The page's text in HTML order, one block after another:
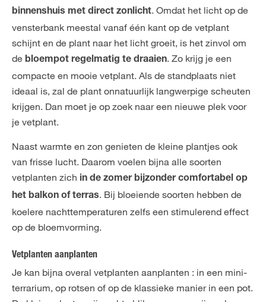
binnenshuis met direct zonlicht. Omdat het licht op de
vensterbank meestal vanaf één kant op de vetplant
schijnt en de plant naar het licht groeit, is het zinvol om
de bloempot regelmatig te draaien. Zo krijg je een
compacte en mooie vetplant. Als de standplaats niet
ideaal is, zal de plant onnatuurlijk langwerpige scheuten
krijgen. Dan moet je op zoek naar een nieuwe plek voor
je vetplant.
Naast warmte en zon genieten de kleine plantjes ook
van frisse lucht. Daarom voelen bijna alle soorten
vetplanten zich in de zomer bijzonder comfortabel op
het balkon of terras. Bij bloeiende soorten hebben de
koelere nachttemperaturen zelfs een stimulerend effect
op de bloemvorming.
Vetplanten aanplanten
Je kan bijna overal vetplanten aanplanten : in een mini-
terrarium, op rotsen of op de klassieke manier in een pot.